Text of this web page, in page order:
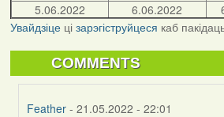
5.06.2022 6.06.2022
Увайдзіцеці зарэгіструйцеся каб
COMMENTS
Feather - 21.05.2022 - 22:01